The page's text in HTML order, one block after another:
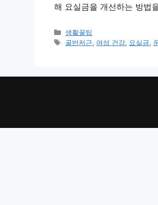
해 요실금을 개선하는 방법
카
테
생활꿀팁
태
골반저근, 여성 건강, 요실금,